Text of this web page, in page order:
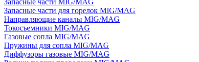
Запасные части MIG/MAG
Запасные части для горелок MIG/MAG
Направляющие каналы MIG/MAG
Токосъемники MIG/MAG
Газовые сопла MIG/MAG
Пружины для сопла MIG/MAG
Диффузоры газовые MIG/MAG